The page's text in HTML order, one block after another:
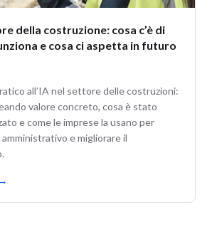
della costruzione: cosa c’è di
e cosa ci aspetta in futuro
all’IA nel settore delle costruzioni:
valore concreto, cosa è stato
e come le imprese la usano per
e migliorare il